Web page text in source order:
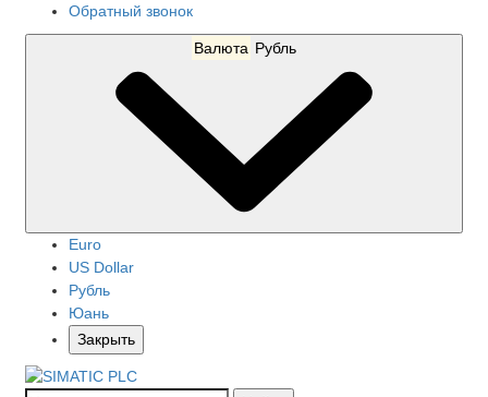
Обратный звонок
Валюта Рубль
Euro
US Dollar
Рубль
Юань
Закрыть